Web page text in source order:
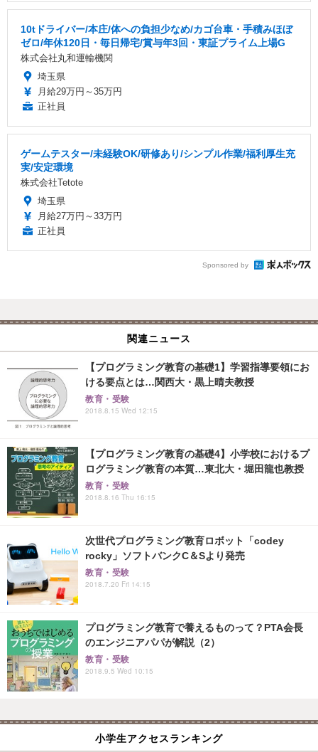
10tドライバー/本庄/体への負担少なめ/カゴ台車・手積みほぼ
ゼロ/年休120日・毎日帰宅/賞与年3回・東証プライム上場G
株式会社丸和運輸機関
埼玉県
月給29万円～35万円
正社員
ゲームテスター/未経験OK/研修あり/シンプル作業/福利厚生充
実/安定環境
株式会社Tetote
埼玉県
月給27万円～33万円
正社員
Sponsored by
関連ニュース
【プログラミング教育の基礎1】学習指導要領にお
ける要点とは…関西大・黒上晴夫教授
教育・受験
2018.8.15 Wed 12:15
【プログラミング教育の基礎4】小学校におけるプ
ログラミング教育の本質…東北大・堀田龍也教授
教育・受験
2018.8.16 Thu 16:15
次世代プログラミング教育ロボット「codey
rocky」ソフトバンクC＆Sより発売
教育・受験
2018.7.20 Fri 14:15
プログラミング教育で養えるものって？PTA会長
のエンジニアパパが解説（2）
教育・受験
2018.9.5 Wed 10:15
小学生アクセスランキング